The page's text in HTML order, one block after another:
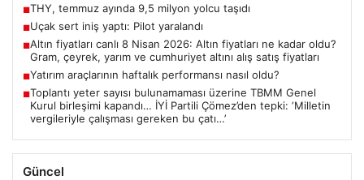
■THY, temmuz ayında 9,5 milyon yolcu taşıdı
■Uçak sert iniş yaptı: Pilot yaralandı
■Altın fiyatları canlı 8 Nisan 2026: Altın fiyatları ne kadar oldu?
Gram, çeyrek, yarım ve cumhuriyet altını alış satış fiyatları
■Yatırım araçlarının haftalık performansı nasıl oldu?
■Toplantı yeter sayısı bulunamaması üzerine TBMM Genel
Kurul birleşimi kapandı… İYİ Partili Çömez’den tepki: ‘Milletin
vergileriyle çalışması gereken bu çatı…’
Güncel